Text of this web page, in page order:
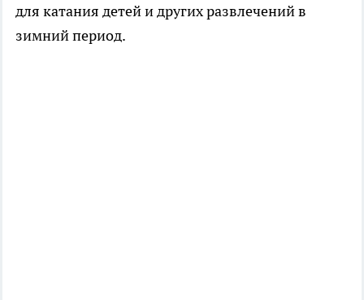
для катания детей и других развлечений в
зимний период.